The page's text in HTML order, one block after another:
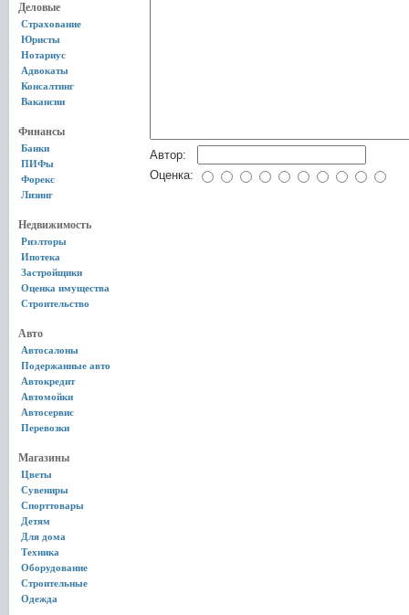
Деловые
Страхование
Юристы
Нотариус
Адвокаты
Консалтинг
Вакансии
Финансы
Банки
ПИФы
Форекс
Лизинг
Недвижимость
Риэлторы
Ипотека
Застройщики
Оценка имущества
Строительство
Авто
Автосалоны
Подержанные авто
Автокредит
Автомойки
Автосервис
Перевозки
Магазины
Цветы
Сувениры
Спорттовары
Детям
Для дома
Техника
Оборудование
Строительные
Одежда
Автор:
Оценка: